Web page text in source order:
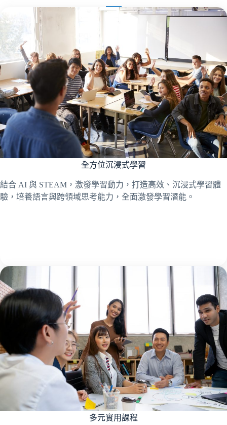
全方位沉浸式學習
結合 AI 與 STEAM，激發學習動力，打造高效、沉浸式學習體
驗，培養語言與跨領域思考能力，全面激發學習潛能。
多元實用課程